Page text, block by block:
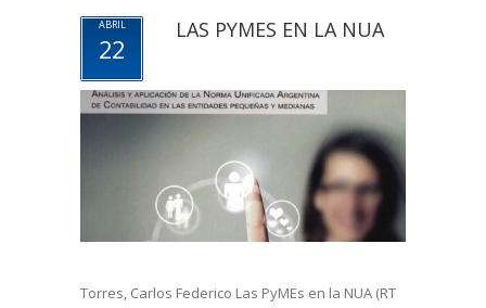
ABRIL
22
LAS PYMES EN LA NUA
Torres, Carlos Federico Las PyMEs en la NUA (RT